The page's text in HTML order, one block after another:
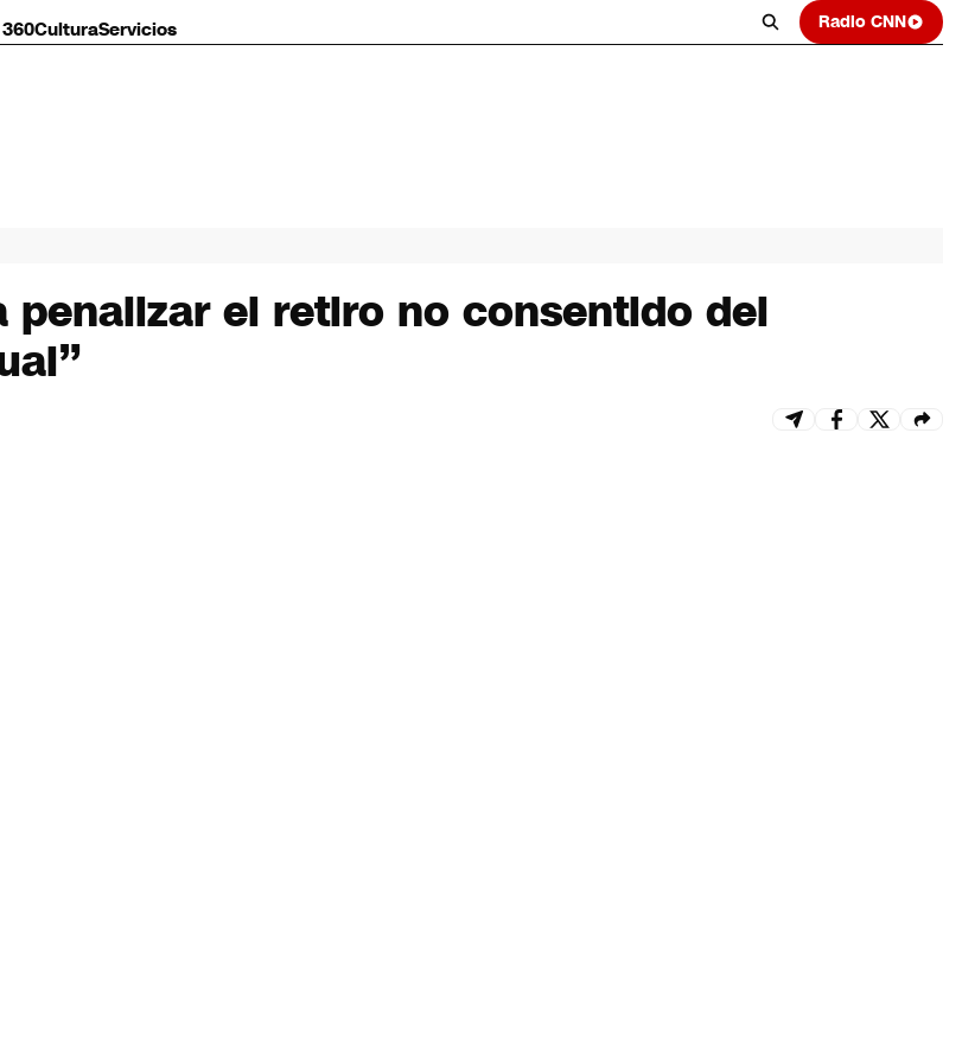
CulturaServicios Radio CNN
penalizar el retiro no consentido del